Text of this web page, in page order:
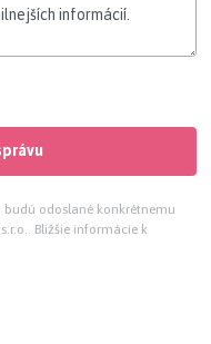
odoslané konkrétnemu
Bližšie informácie k